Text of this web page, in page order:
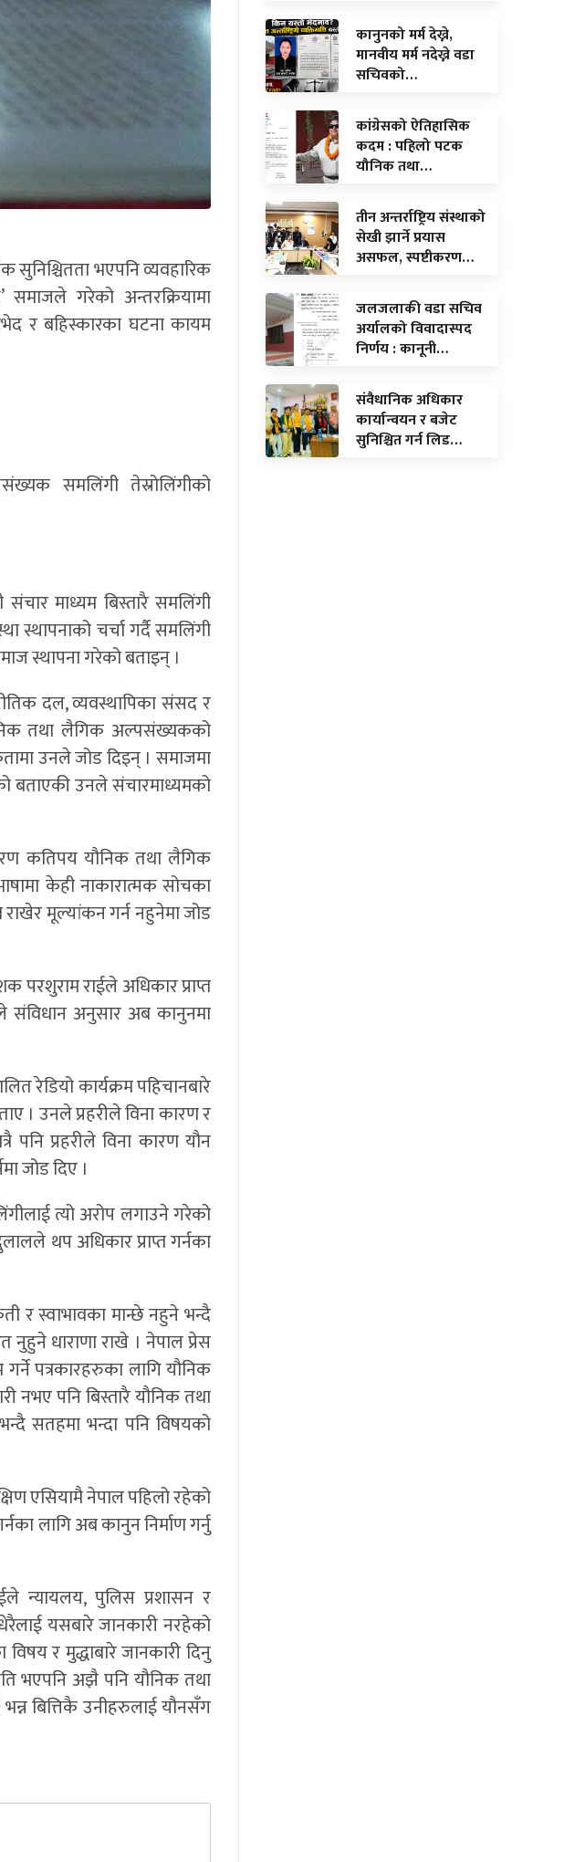
भएपनि व्यवहारिक
समाजले गरेको अन्तरक्रियामा
र बहिस्कारका घटना कायम
समलिंगी तेस्रोलिंगीको
माध्यम बिस्तारै समलिंगी
चर्चा गर्दै समलिंगी
स्थापना गरेको बताइन् ।
दल, व्यवस्थापिका संसद र
तथा लैगिक अल्पसंख्यकको
उनले जोड दिइन् । समाजमा
बताएकी उनले संचारमाध्यमको
कतिपय यौनिक तथा लैगिक
केही नाकारात्मक सोचका
मूल्यांकन गर्न नहुनेमा जोड
परशुराम राईले अधिकार प्राप्त
अनुसार अब कानुनमा
रेडियो कार्यक्रम पहिचानबारे
। उनले प्रहरीले विना कारण र
पनि प्रहरीले विना कारण यौन
जोड दिए ।
त्यो अरोप लगाउने गरेको
थप अधिकार प्राप्त गर्नका
र स्वाभावका मान्छे नहुने भन्दै
धाराणा राखे । नेपाल प्रेस
पत्रकारहरुका लागि यौनिक
पनि बिस्तारै यौनिक तथा
सतहमा भन्दा पनि विषयको
एसियामै नेपाल पहिलो रहेको
लागि अब कानुन निर्माण गर्नु
न्यायलय, पुलिस प्रशासन र
यसबारे जानकारी नरहेको
र मुद्धाबारे जानकारी दिनु
भएपनि अझै पनि यौनिक तथा
बित्तिकै उनीहरुलाई यौनसँग
कानुनको मर्म देख्ने,
मानवीय मर्म नदेख्ने वडा
सचिवको…
कांग्रेसको ऐतिहासिक
कदम : पहिलो पटक
यौनिक तथा…
तीन अन्तर्राष्ट्रिय संस्थाको
सेखी झार्ने प्रयास
असफल, स्पष्टीकरण…
जलजलाकी वडा सचिव
अर्यालको विवादास्पद
निर्णय : कानूनी…
संवैधानिक अधिकार
कार्यान्वयन र बजेट
सुनिश्चित गर्न लिड…